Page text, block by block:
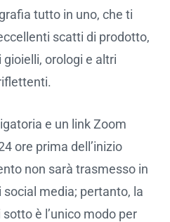
tutto in uno, che ti
scatti di prodotto,
gioielli, orologi e altri
e un link Zoom
ore prima dell’inizio
non sarà trasmesso in
media; pertanto, la
è l’unico modo per